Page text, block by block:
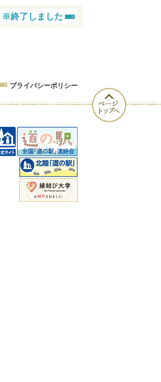
終了しました
プライバシーポリシー